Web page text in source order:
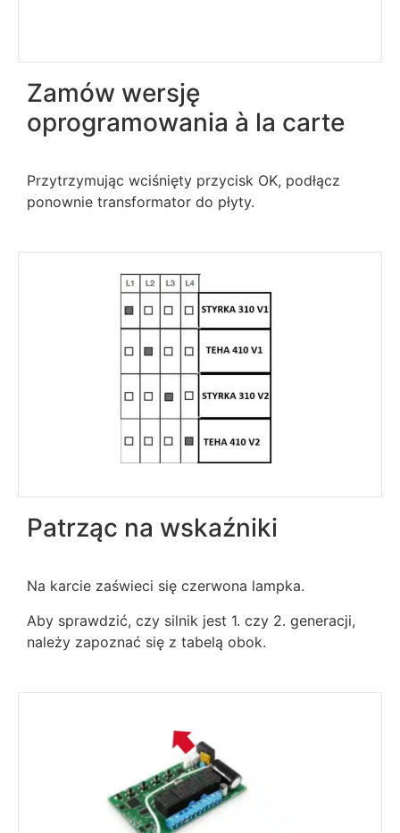
Zamów wersję
oprogramowania à la carte
Przytrzymując wciśnięty przycisk OK, podłącz
ponownie transformator do płyty.
Patrząc na wskaźniki
Na karcie zaświeci się czerwona lampka.
Aby sprawdzić, czy silnik jest 1. czy 2. generacji,
należy zapoznać się z tabelą obok.